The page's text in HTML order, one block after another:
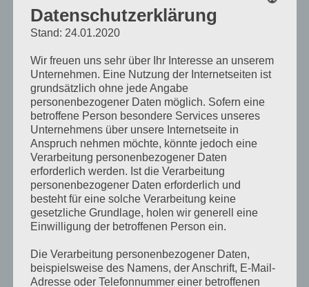
Wenn Captain Rock
Steam aufspielt,
dann gibt´s für KIDS
Datenschutzerklärung
Stand: 24.01.2020
Wir freuen uns sehr über Ihr Interesse an unserem
Unternehmen. Eine Nutzung der Internetseiten ist
grundsätzlich ohne jede Angabe
personenbezogener Daten möglich. Sofern eine
betroffene Person besondere Services unseres
Unternehmens über unsere Internetseite in
Anspruch nehmen möchte, könnte jedoch eine
Verarbeitung personenbezogener Daten
erforderlich werden. Ist die Verarbeitung
personenbezogener Daten erforderlich und
besteht für eine solche Verarbeitung keine
gesetzliche Grundlage, holen wir generell eine
Einwilligung der betroffenen Person ein.
Die Verarbeitung personenbezogener Daten,
beispielsweise des Namens, der Anschrift, E-Mail-
Adresse oder Telefonnummer einer betroffenen